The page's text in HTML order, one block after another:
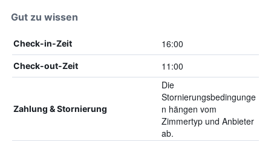
Gut zu wissen
Check-in-Zeit 16:00
Check-out-Zeit 11:00
Zahlung & Stornierung
Die
Stornierungsbedingunge
n hängen vom
Zimmertyp und Anbieter
ab.